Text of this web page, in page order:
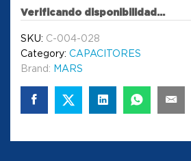
Verificando disponibilidad...
SKU: C-004-028
Category: CAPACITORES
Brand: MARS